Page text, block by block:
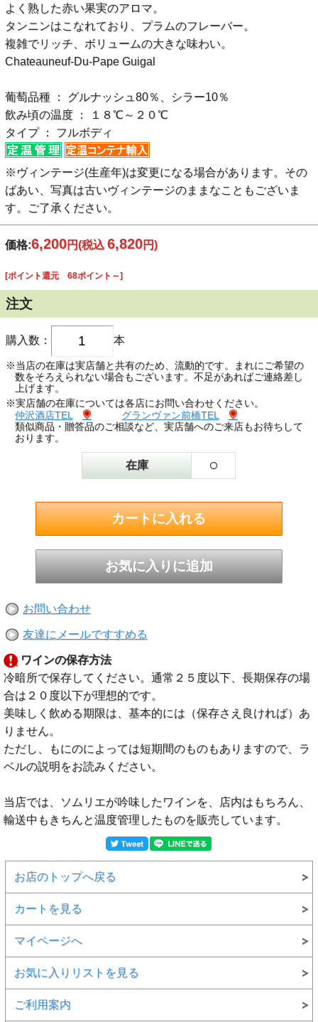
よく熟した赤い果実のアロマ。
タンニンはこなれており、プラムのフレーバー。
複雑でリッチ、ボリュームの大きな味わい。
Chateauneuf-Du-Pape Guigal
葡萄品種 ： グルナッシュ80％、シラー10％
飲み頃の温度 ： １８℃～２０℃
タイプ ： フルボディ
※ヴィンテージ(生産年)は変更になる場合があります。その
ばあい、写真は古いヴィンテージのままなこともございま
す。ご了承ください。
価格:6,200円(税込 6,820円)
[ポイント還元 68ポイント～]
注文
購入数： 本
※当店の在庫は実店舗と共有のため、流動的です。まれにご希望の
数をそろえられない場合もございます。不足があればご連絡差し
上げます。
※実店舗の在庫については各店にお問い合わせください。
仲沢酒店TEL
グランヴァン前橋TEL
類似商品・贈答品のご相談など、実店舗へのご来店もお待ちして
おります。
在庫 ○
お問い合わせ
友達にメールですすめる
ワインの保存方法
冷暗所で保存してください。通常２５度以下、長期保存の場
合は２０度以下が理想的です。
美味しく飲める期限は、基本的には（保存さえ良ければ）あ
りません。
ただし、もにのによっては短期間のものもありますので、ラ
ベルの説明をお読みください。
当店では、ソムリエが吟味したワインを、店内はもちろん、
輸送中もきちんと温度管理したものを販売しています。
お店のトップへ戻る
カートを見る
マイページへ
お気に入りリストを見る
ご利用案内